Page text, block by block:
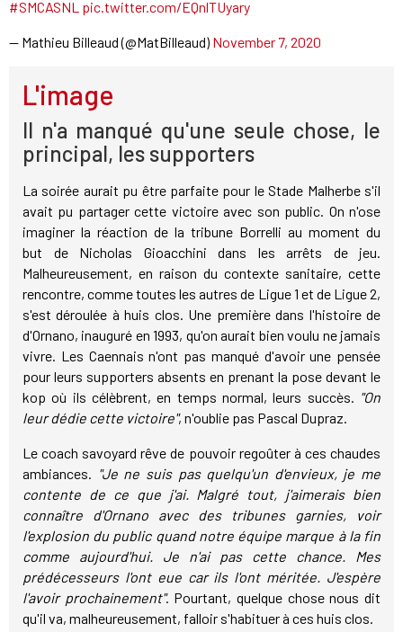
#SMCASNL pic.twitter.com/EQnlTUyary
— Mathieu Billeaud (@MatBilleaud) November 7, 2020
L'image
Il n'a manqué qu'une seule chose, le
principal, les supporters
La soirée aurait pu être parfaite pour le Stade Malherbe s'il
avait pu partager cette victoire avec son public. On n'ose
imaginer la réaction de la tribune Borrelli au moment du
but de Nicholas Gioacchini dans les arrêts de jeu.
Malheureusement, en raison du contexte sanitaire, cette
rencontre, comme toutes les autres de Ligue 1 et de Ligue 2,
s'est déroulée à huis clos. Une première dans l'histoire de
d'Ornano, inauguré en 1993, qu'on aurait bien voulu ne jamais
vivre. Les Caennais n'ont pas manqué d'avoir une pensée
pour leurs supporters absents en prenant la pose devant le
kop où ils célèbrent, en temps normal, leurs succès. "On
leur dédie cette victoire", n'oublie pas Pascal Dupraz.
Le coach savoyard rêve de pouvoir regoûter à ces chaudes
ambiances. "Je ne suis pas quelqu'un d'envieux, je me
contente de ce que j'ai. Malgré tout, j'aimerais bien
connaître d'Ornano avec des tribunes garnies, voir
l'explosion du public quand notre équipe marque à la fin
comme aujourd'hui. Je n'ai pas cette chance. Mes
prédécesseurs l'ont eue car ils l'ont méritée. J'espère
l'avoir prochainement". Pourtant, quelque chose nous dit
qu'il va, malheureusement, falloir s'habituer à ces huis clos.